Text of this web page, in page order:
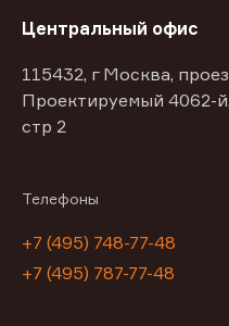
Центральный офис
115432, г Москва,
Проектируемый 4062-
стр 2
Телефоны
+7 (495) 748-77-48
+7 (495) 787-77-48